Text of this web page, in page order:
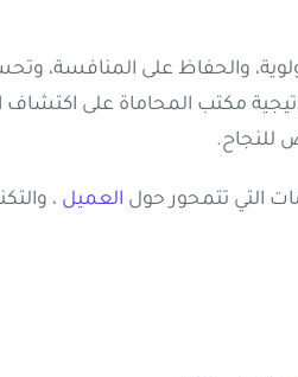
والحفاظ على المنافسة،
مكتب المحاماة على اكتشاف
التي تتمحور حول العميل ،